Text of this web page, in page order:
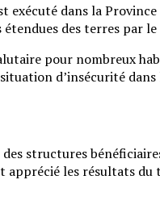
exécuté dans la
des terres par
pour nombreux
d’insécurité
structures
apprécié les résultats